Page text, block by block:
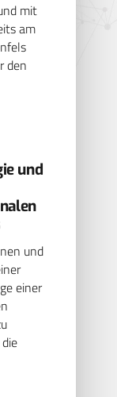
mit
am
den
und
und
einer